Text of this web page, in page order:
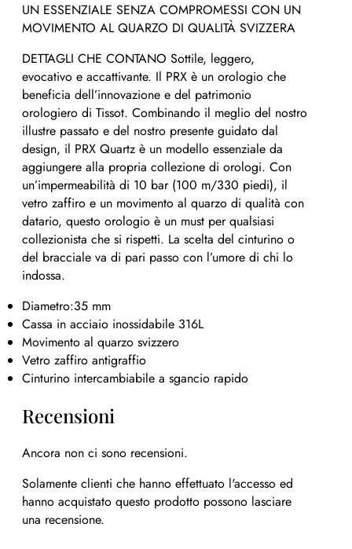
UN ESSENZIALE SENZA COMPROMESSI CON UN
MOVIMENTO AL QUARZO DI QUALITÀ SVIZZERA
DETTAGLI CHE CONTANO Sottile, leggero,
evocativo e accattivante. Il PRX è un orologio che
beneficia dell’innovazione e del patrimonio
orologiero di Tissot. Combinando il meglio del nostro
illustre passato e del nostro presente guidato dal
design, il PRX Quartz è un modello essenziale da
aggiungere alla propria collezione di orologi. Con
un’impermeabilità di 10 bar (100 m/330 piedi), il
vetro zaffiro e un movimento al quarzo di qualità con
datario, questo orologio è un must per qualsiasi
collezionista che si rispetti. La scelta del cinturino o
del bracciale va di pari passo con l’umore di chi lo
indossa.
Diametro:35 mm
Cassa in acciaio inossidabile 316L
Movimento al quarzo svizzero
Vetro zaffiro antigraffio
Cinturino intercambiabile a sgancio rapido
Recensioni
Ancora non ci sono recensioni.
Solamente clienti che hanno effettuato l'accesso ed
hanno acquistato questo prodotto possono lasciare
una recensione.